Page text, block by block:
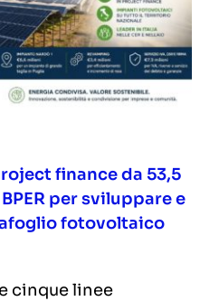
finance da 53,5
per sviluppare e
fotovoltaico
cinque linee